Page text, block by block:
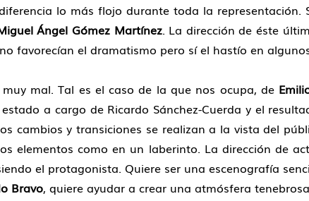
lo más flojo durante toda la representación.
Ángel Gómez Martínez. La dirección de éste
favorecían el dramatismo pero sí el hastío en
mal. Tal es el caso de la que nos ocupa, de
a cargo de Ricardo Sánchez-Cuerda y el
cambios y transiciones se realizan a la vista del
elementos como en un laberinto. La dirección de
el protagonista. Quiere ser una escenografía
Bravo, quiere ayudar a crear una atmósfera